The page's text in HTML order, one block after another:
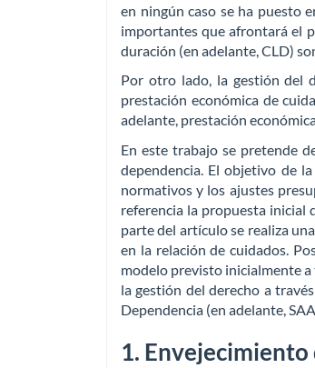
en ningún caso se ha puesto
importantes que afrontará el
duración (en adelante, CLD)
Por otro lado, la gestión del
prestación económica de
adelante, prestación
En este trabajo se pretende
dependencia. El objetivo de
normativos y los ajustes
referencia la propuesta inicial
parte del artículo se realiza
en la relación de cuidados.
modelo previsto inicialmente a
la gestión del derecho a
Dependencia (en adelante,
1.